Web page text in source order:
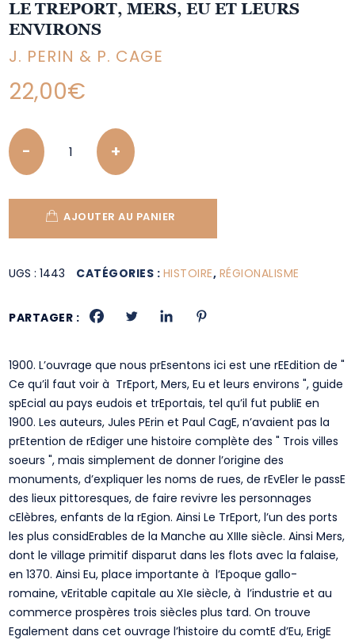
LE TREPORT, MERS, EU ET LEURS
ENVIRONS
J. PERIN & P. CAGE
22,00€
Quantity
AJOUTER AU PANIER
UGS :1443 CATÉGORIES : HISTOIRE, RÉGIONALISME
PARTAGER :
1900. L’ouvrage que nous prEsentons ici est une rEEdition de "
Ce qu’il faut voir à TrEport, Mers, Eu et leurs environs ", guide
spEcial au pays eudois et trEportais, tel qu’il fut publiE en
1900. Les auteurs, Jules PErin et Paul CagE, n’avaient pas la
prEtention de rEdiger une histoire complète des " Trois villes
soeurs ", mais simplement de donner l’origine des
monuments, d’expliquer les noms de rues, de rEvEler le passE
des lieux pittoresques, de faire revivre les personnages
cElèbres, enfants de la rEgion. Ainsi Le TrEport, l’un des ports
les plus considErables de la Manche au XIIIe siècle. Ainsi Mers,
dont le village primitif disparut dans les flots avec la falaise,
en 1370. Ainsi Eu, place importante à l’Epoque gallo-
romaine, vEritable capitale au XIe siècle, à l’industrie et au
commerce prospères trois siècles plus tard. On trouve
Egalement dans cet ouvrage l’histoire du comtE d’Eu, ErigE